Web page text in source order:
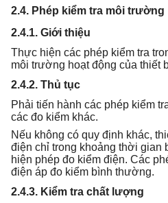
2.4. Phép kiểm tra môi trường
2.4.1. Giới thiệu
Thực hiện các phép kiểm tra
môi trường hoạt động của thiết
2.4.2. Thủ tục
Phải tiến hành các phép kiểm
các đo kiểm khác.
Nếu không có quy định khác,
điện chỉ trong khoảng thời gian
hiện phép đo kiểm điện. Các
điện áp đo kiểm bình thường.
2.4.3. Kiểm tra chất lượng